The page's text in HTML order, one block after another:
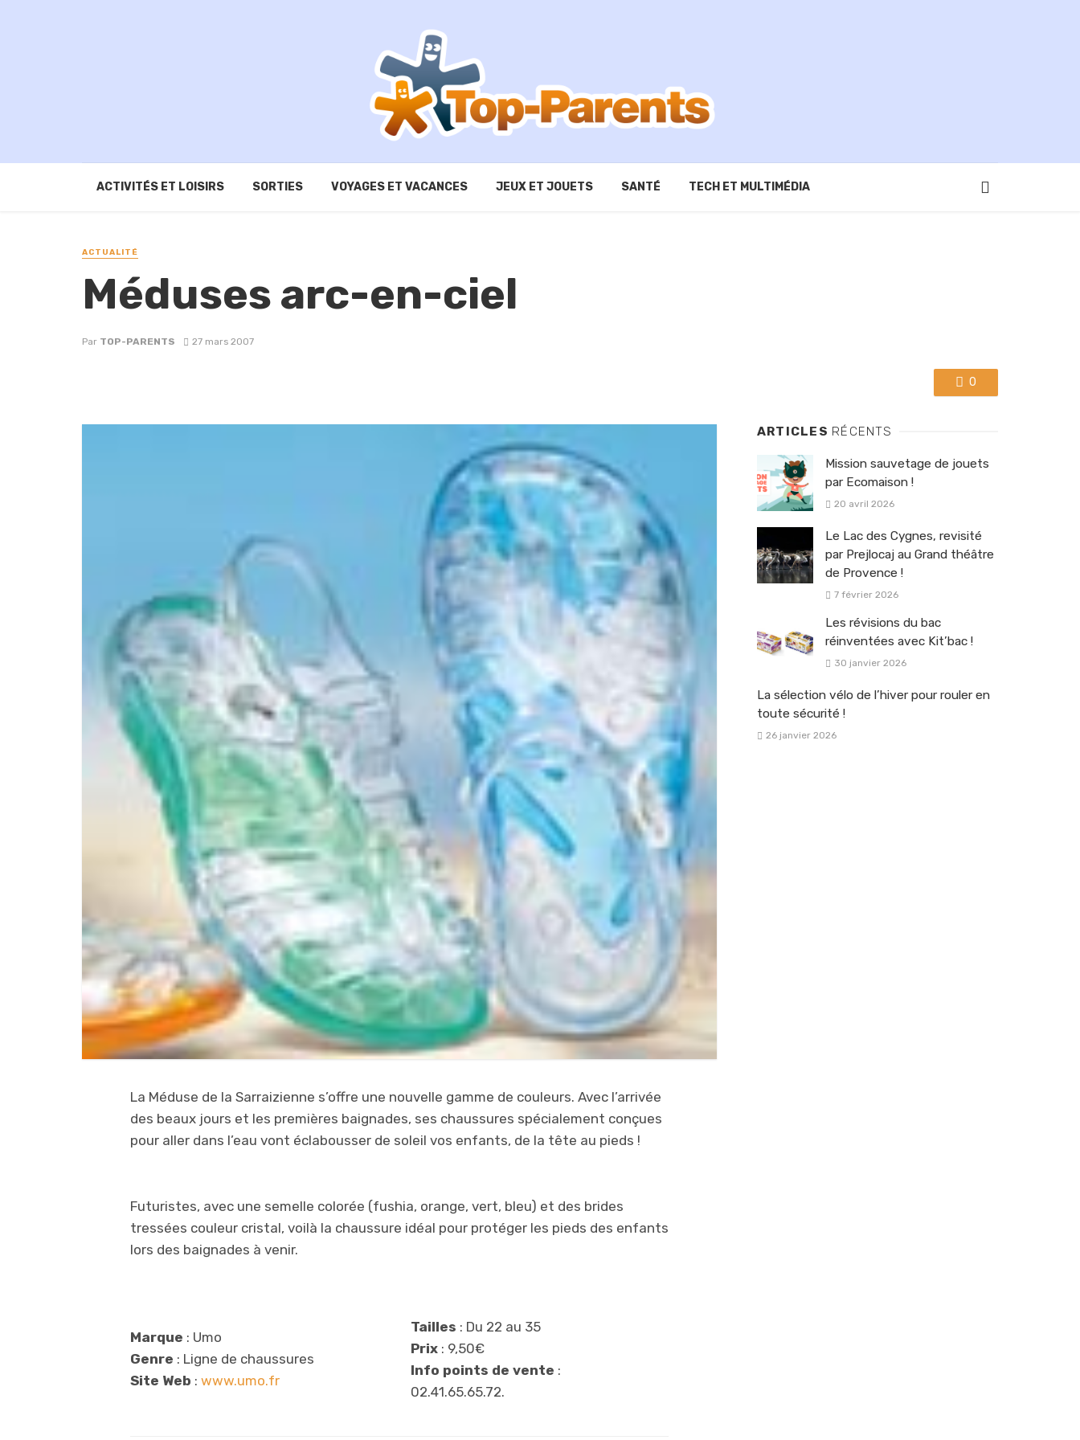
ACTIVITÉS ET LOISIRS SORTIES VOYAGES ET VACANCES JEUX ET JOUETS SANTÉ TECH ET MULTIMÉDIA
ACTUALITÉ
Méduses arc-en-ciel
Par TOP-PARENTS 27 mars 2007
0
La Méduse de la Sarraizienne s’offre une nouvelle gamme de couleurs. Avec l’arrivée
des beaux jours et les premières baignades, ses chaussures spécialement conçues
pour aller dans l’eau vont éclabousser de soleil vos enfants, de la tête au pieds !
Futuristes, avec une semelle colorée (fushia, orange, vert, bleu) et des brides
tressées couleur cristal, voilà la chaussure idéal pour protéger les pieds des enfants
lors des baignades à venir.
Marque : Umo
Genre : Ligne de chaussures
Site Web : www.umo.fr
Tailles : Du 22 au 35
Prix: 9,50€
Info points de vente :
02.41.65.65.72.
ARTICLES RÉCENTS
Mission sauvetage de jouets
par Ecomaison !
20 avril 2026
Le Lac des Cygnes, revisité
par Prejlocaj au Grand théâtre
de Provence !
7 février 2026
Les révisions du bac
réinventées avec Kit’bac !
30 janvier 2026
La sélection vélo de l’hiver pour rouler en
toute sécurité !
26 janvier 2026